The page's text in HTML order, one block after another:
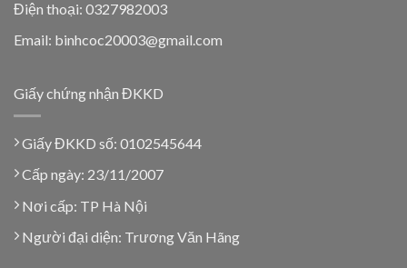
Điện thoại: 0327982003
Email: binhcoc20003@gmail.com
Giấy chứng nhận ĐKKD
Giấy ĐKKD số: 0102545644
Cấp ngày: 23/11/2007
Nơi cấp: TP Hà Nội
Người đại diện: Trương Văn Hãng